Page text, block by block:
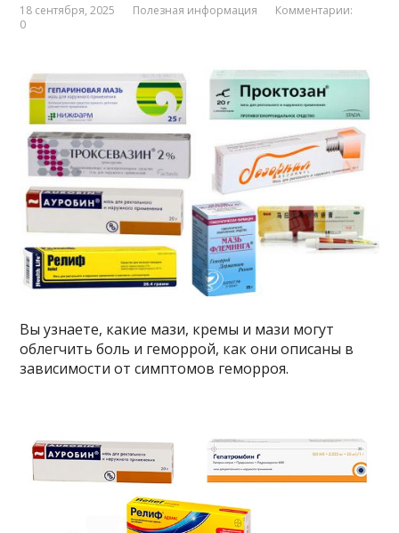
18 сентября, 2025 Полезная информация
Комментарии:
0
Вы узнаете, какие мази, кремы и мази могут
облегчить боль и геморрой, как они описаны в
зависимости от симптомов геморроя.